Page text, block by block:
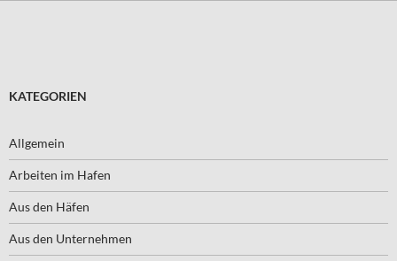
KATEGORIEN
Allgemein
Arbeiten im Hafen
Aus den Häfen
Aus den Unternehmen